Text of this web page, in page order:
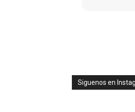
Siguenos en